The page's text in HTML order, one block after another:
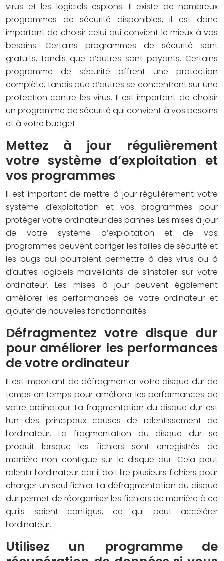
virus et les logiciels espions. Il existe de nombreux
programmes de sécurité disponibles, il est donc
important de choisir celui qui convient le mieux à vos
besoins. Certains programmes de sécurité sont
gratuits, tandis que d’autres sont payants. Certains
programme de sécurité offrent une protection
complète, tandis que d’autres se concentrent sur une
protection contre les virus. Il est important de choisir
un programme de sécurité qui convient à vos besoins
et à votre budget.
Mettez à jour régulièrement
votre système d’exploitation et
vos programmes
Il est important de mettre à jour régulièrement votre
système d’exploitation et vos programmes pour
protéger votre ordinateur des pannes. Les mises à jour
de votre système d’exploitation et de vos
programmes peuvent corriger les failles de sécurité et
les bugs qui pourraient permettre à des virus ou à
d’autres logiciels malveillants de s’installer sur votre
ordinateur. Les mises à jour peuvent également
améliorer les performances de votre ordinateur et
ajouter de nouvelles fonctionnalités.
Défragmentez votre disque dur
pour améliorer les performances
de votre ordinateur
Il est important de défragmenter votre disque dur de
temps en temps pour améliorer les performances de
votre ordinateur. La fragmentation du disque dur est
l’un des principaux causes de ralentissement de
l’ordinateur. La fragmentation du disque dur se
produit lorsque les fichiers sont enregistrés de
manière non contiguë sur le disque dur. Cela peut
ralentir l’ordinateur car il doit lire plusieurs fichiers pour
charger un seul fichier. La défragmentation du disque
dur permet de réorganiser les fichiers de manière à ce
qu’ils soient contigus, ce qui peut accélérer
l’ordinateur.
Utilisez un programme de